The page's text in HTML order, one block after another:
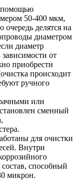
помощью
50-400 мкм,
очередь делятся на
диаметром
диаметр
от
приобрести
происходит
ручного
или
сменный
для очистки
Внутри
способный
микрон.